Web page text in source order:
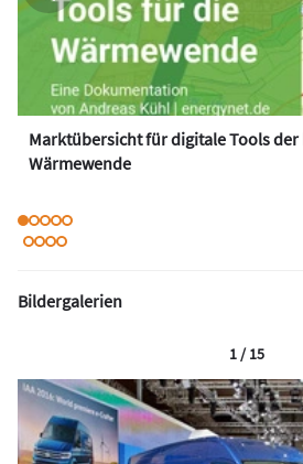
Marktübersicht für digitale Tools
Wärmewende
Bildergalerien
1 / 15